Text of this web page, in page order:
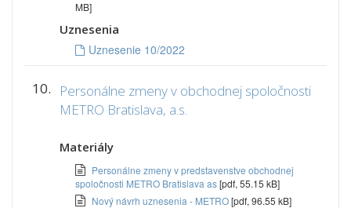
MB]
Uznesenia
Uznesenie 10/2022
10.
Personálne zmeny v obchodnej spoločnosti
METRO Bratislava, a.s.
Materiály
Personálne zmeny v predstavenstve obchodnej
spoločnosti METRO Bratislava as[pdf, 55.15 kB]
Nový návrh uznesenia - METRO[pdf, 96.55 kB]